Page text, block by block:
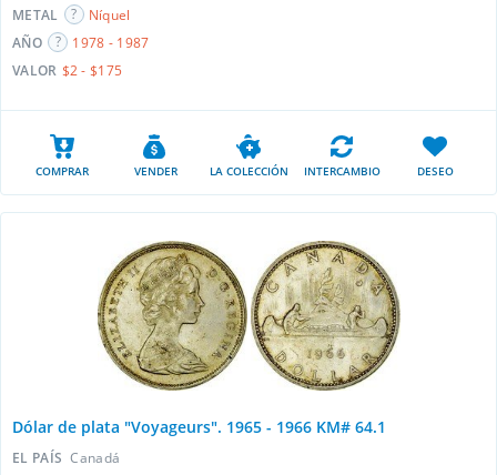
METAL
Níquel
AÑO
1978 - 1987
VALOR $2 - $175
COMPRAR VENDER LA COLECCIÓN INTERCAMBIO DESEO
Dólar de plata "Voyageurs". 1965 - 1966 KM# 64.1
EL PAÍS Canadá